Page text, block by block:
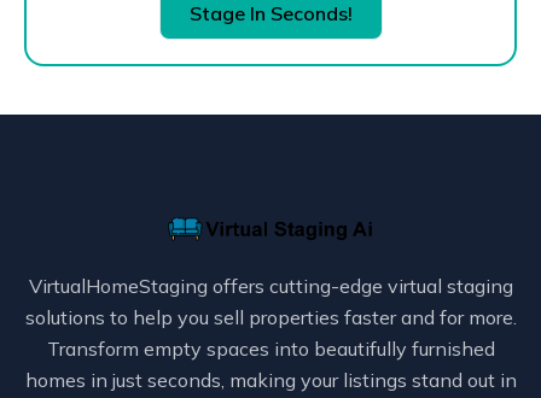
Stage In Seconds!
VirtualHomeStaging offers cutting-edge virtual staging
solutions to help you sell properties faster and for more.
Transform empty spaces into beautifully furnished
homes in just seconds, making your listings stand out in